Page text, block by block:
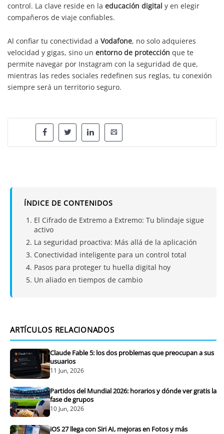
control. La clave reside en la educación digital y en elegir
compañeros de viaje confiables.
Al confiar tu conectividad a Vodafone, no solo adquieres
velocidad y gigas, sino un entorno de protección que te
permite navegar por Instagram con la seguridad de que,
mientras las redes sociales redefinen sus reglas, tu conexión
siempre será un territorio seguro.
ÍNDICE DE CONTENIDOS
El Cifrado de Extremo a Extremo: Tu blindaje sigue
activo
La seguridad proactiva: Más allá de la aplicación
Conectividad inteligente para un control total
Pasos para proteger tu huella digital hoy
Un aliado en tiempos de cambio
ARTÍCULOS RELACIONADOS
Claude Fable 5: los dos problemas que preocupan a sus
usuarios
11 Jun, 2026
Partidos del Mundial 2026: horarios y dónde ver gratis la
fase de grupos
10 Jun, 2026
iOS 27 llega con Siri AI, mejoras en Fotos y más